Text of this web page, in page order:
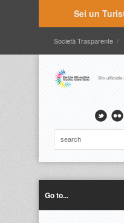
Sei un
Società Trasparente
Timbrature
Go to...